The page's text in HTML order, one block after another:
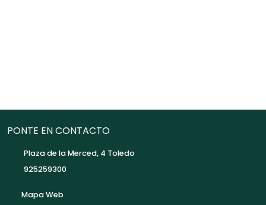
PONTE EN CONTACTO
Plaza de la Merced, 4 Toledo
925259300
Mapa Web